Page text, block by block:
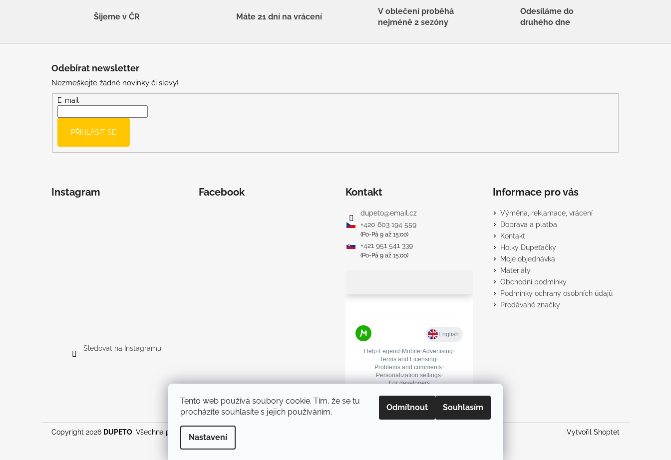
Tento web používá soubory cookie. Tím, že se tu
procházíte souhlasíte s jejich používáním.
Nastavení
Odmítnout Souhlasím
Šijeme v ČR Máte 21 dní na vrácení
V oblečení proběhá
nejméně 2 sezóny
Odesíláme do
druhého dne
Odebírat newsletter
Nezmeškejte žádné novinky či slevy!
E-mail
PŘIHLÁSIT SE
Instagram
Sledovat na Instagramu
Facebook Kontakt
dupeto@email.cz
+420 603 194 559
(Po-Pá 9 až 15:00)
+421 951 541 339
(Po-Pá 9 až 15:00)
Informace pro vás
Výměna, reklamace, vrácení
Doprava a platba
Kontakt
Holky Dupeťačky
Moje objednávka
Materiály
Obchodní podmínky
Podmínky ochrany osobních údajů
Prodávané značky
Vytvořil Shoptet
Copyright 2026 DUPETO. Všechna práva vyhrazena.